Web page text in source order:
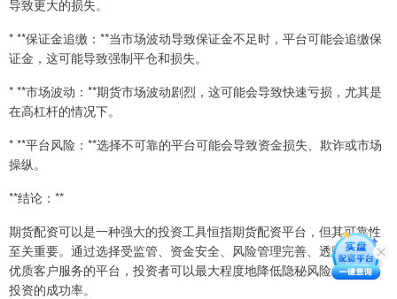
导致更大的损失。
* **保证金追缴：**当市场波动导致保证金不足时，平台可能会追缴保
证金，这可能导致强制平仓和损失。
* **市场波动：**期货市场波动剧烈，这可能会导致快速亏损，尤其是
在高杠杆的情况下。
* **平台风险：**选择不可靠的平台可能会导致资金损失、欺诈或市场
操纵。
**结论：**
期货配资可以是一种强大的投资工具恒指期货配资平台，但其可靠性
至关重要。通过选择受监管、资金安全、风险管理完善、透明且提供
优质客户服务的平台，投资者可以最大程度地降低隐秘风险，并提高
投资的成功率。